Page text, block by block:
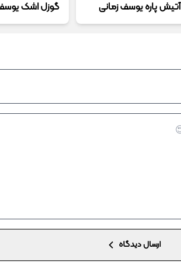
آتیش پاره یوسف زمانی گوزل اشک
ارسال دیدگاه